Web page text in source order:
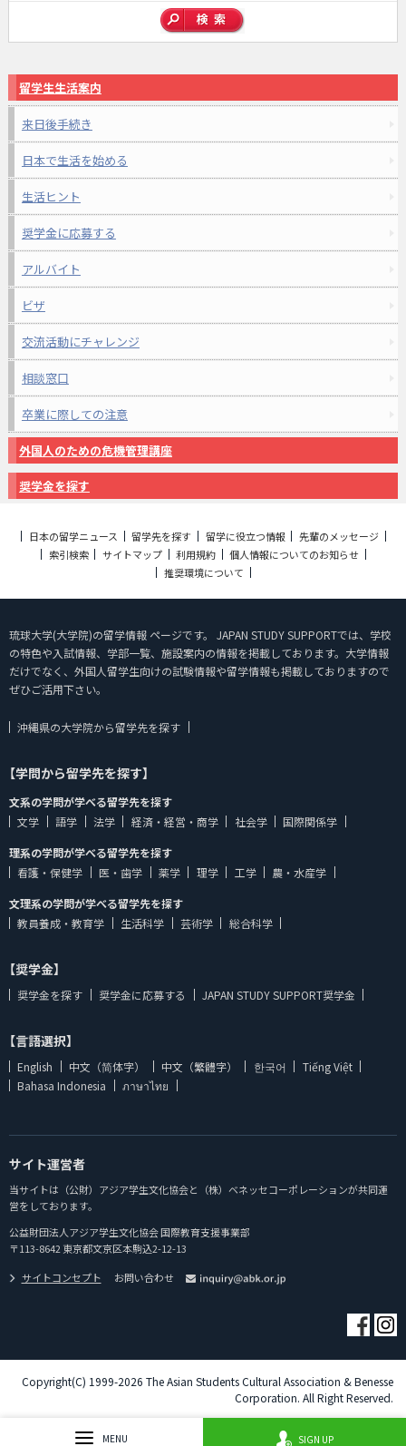
留学生生活案内
来日後手続き
日本で生活を始める
生活ヒント
奨学金に応募する
アルバイト
ビザ
交流活動にチャレンジ
相談窓口
卒業に際しての注意
外国人のための危機管理講座
奨学金を探す
日本の留学ニュース 留学先を探す 留学に役立つ情報
先輩のメッセージ
索引検索
サイトマップ 利用規約
個人情報についてのお知らせ
推奨環境について
琉球大学(大学院)の留学情報 ページです。 JAPAN STUDY SUPPORTでは、学校
の特色や入試情報、学部一覧、施設案内の情報を掲載しております。大学情報
だけでなく、外国人留学生向けの試験情報や留学情報も掲載しておりますので
ぜひご活用下さい。
沖縄県の大学院から留学先を探す
【学問から留学先を探す】
文系の学問が学べる留学先を探す
文学
語学 法学 経済・経営・商学 社会学
国際関係学
理系の学問が学べる留学先を探す
看護・保健学
医・歯学 薬学 理学 工学
農・水産学
文理系の学問が学べる留学先を探す
教員養成・教育学
生活科学 芸術学 総合科学
【奨学金】
奨学金を探す 奨学金に応募する JAPAN STUDY SUPPORT奨学金
【言語選択】
English 中文（简体字） 中文（繁體字） 한국어
Tiếng Việt
Bahasa Indonesia
ภาษาไทย
サイト運営者
当サイトは（公財）アジア学生文化協会と（株）ベネッセコーポレーションが共同運
営をしております。
公益財団法人アジア学生文化協会 国際教育支援事業部
〒113-8642 東京都文京区本駒込2-12-13
サイトコンセプト
お問い合わせ
Copyright(C) 1999-2026 The Asian Students Cultural Association & Benesse
Corporation. All Right Reserved.
MENU SIGN UP